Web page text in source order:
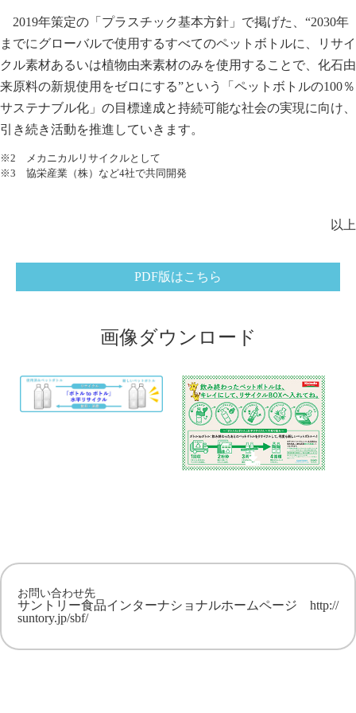
2019年策定の「プラスチック基本方針」で掲げた、“2030年
までにグローバルで使用するすべてのペットボトルに、リサイ
クル素材あるいは植物由来素材のみを使用することで、化石由
来原料の新規使用をゼロにする”という「ペットボトルの100％
サステナブル化」の目標達成と持続可能な社会の実現に向け、
引き続き活動を推進していきます。
※2 メカニカルリサイクルとして
※3 協栄産業（株）など4社で共同開発
以上
PDF版はこちら
画像ダウンロード
お問い合わせ先
サントリー食品インターナショナルホームページ http://
suntory.jp/sbf/